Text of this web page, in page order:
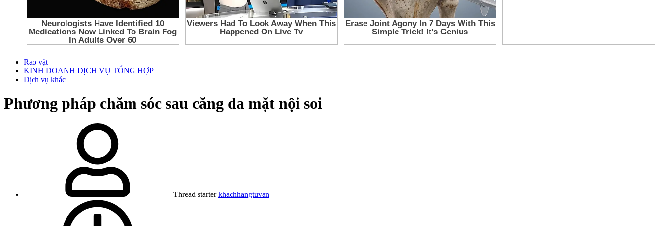
Rao vặt
KINH DOANH DỊCH VỤ TỔNG HỢP
Dịch vụ khác
Phương pháp chăm sóc sau căng da mặt nội soi
Thread starter khachhangtuvan